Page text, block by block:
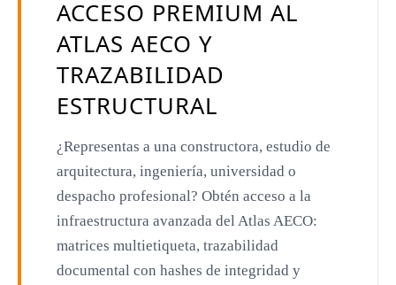
Aldo Rossi
Toyo Ito
Jacques Herzog
Rem Koolhaas
Zaha Hadid
Renzo Piano
Oscar Niemeyer
Mies van der Rohe
ACCESO PREMIUM AL
ATLAS AECO Y
TRAZABILIDAD
ESTRUCTURAL
¿Representas a una constructora, estudio de
arquitectura, ingeniería, universidad o
despacho profesional? Obtén acceso a la
infraestructura avanzada del Atlas AECO:
matrices multietiqueta, trazabilidad
documental con hashes de integridad y